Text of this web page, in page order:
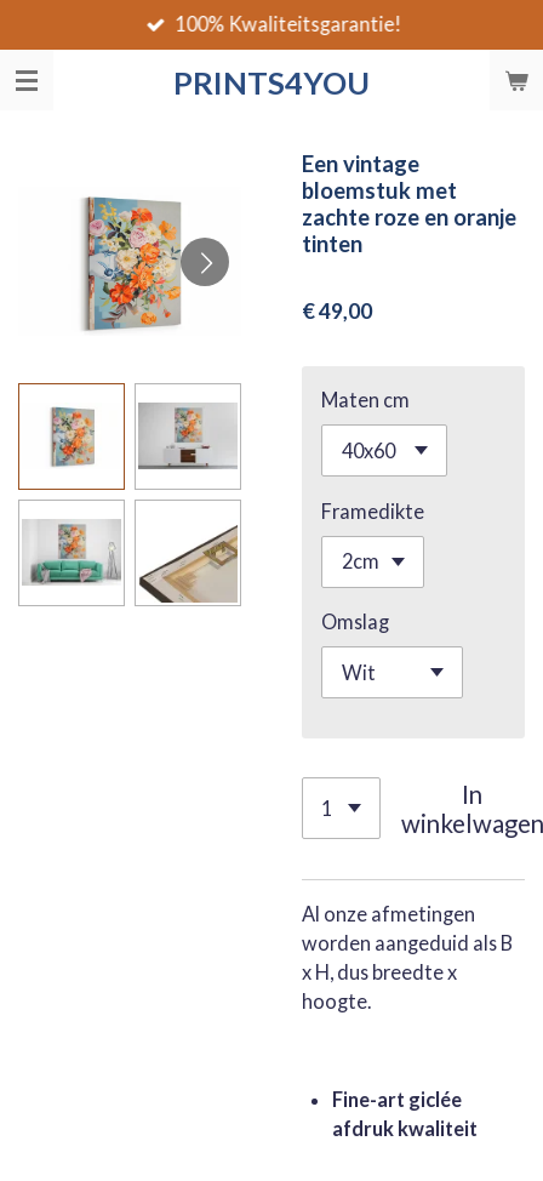
direct
naar
PRINTS4YOU
100% Kwaliteitsgarantie!
Een vintage
bloemstuk met
zachte roze en oranje
tinten
€ 49,00
Maten cm
Framedikte
Omslag
In
winkelwagen
Al onze afmetingen
worden aangeduid als B
x H, dus breedte x
hoogte.
Fine-art giclée
afdruk kwaliteit